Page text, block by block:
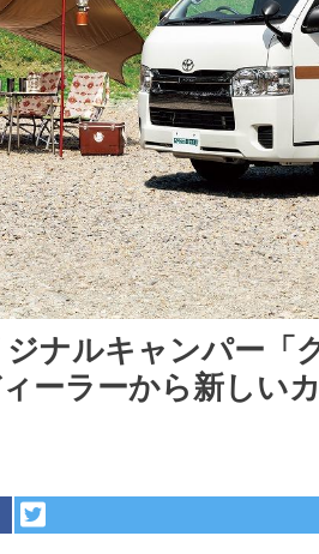
ナルキャンパー「
ーラーから新しい